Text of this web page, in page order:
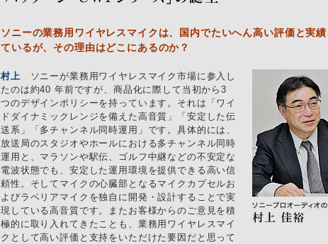
ソニーの業務用ワイヤレスマイクは、国内でたいへん高い評価と実
ているが、その理由はどこにあるのか？
村上
ソニーが業務用ワイヤレスマイク市場に参入し
たのは約40 年前ですが、商品化に際して当初から3
つのデザインポリシーを持っています。それは「ワイ
ドダイナミックレンジを備えた高音質」「安定した伝
送系」「多チャンネル同時運用」です。具体的には、
放送局のスタジオやホールにおける多チャンネル同時
運用と、マラソンや駅伝、ゴルフ中継などの不安定な
電波状態でも、安定した運用環境を提供できる高い信
頼性。そしてマイクの心臓部となるマイクカプセルお
よびラベリアマイクを独自に開発・設計することで実
現している高音質です。またお客様からのご意見を積
極的に取り入れてきたことも、業務用ワイヤレスマイ
クとして高い評価と支持をいただけた要因だと思って